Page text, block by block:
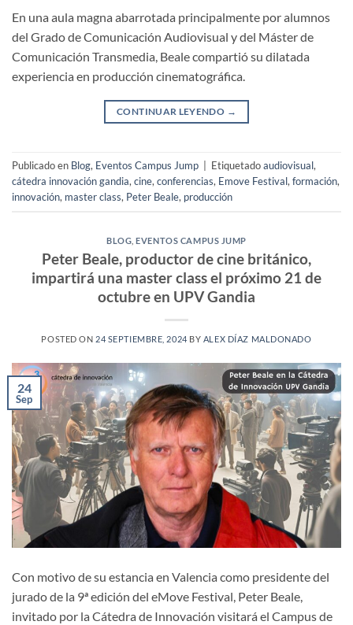
En una aula magna abarrotada principalmente por alumnos
del Grado de Comunicación Audiovisual y del Máster de
Comunicación Transmedia, Beale compartió su dilatada
experiencia en producción cinematográfica.
CONTINUAR LEYENDO →
Publicado en Blog, Eventos Campus Jump Etiquetadoaudiovisual,
cátedra innovación gandia,cine,conferencias, Emove Festival,formación,
innovación, master class, Peter Beale, producción
BLOG ,EVENTOS CAMPUS JUMP
Peter Beale, productor de cine británico,
impartirá una master class el próximo 21 de
octubre en UPV Gandia
POSTED ON 24 SEPTIEMBRE, 2024 BY ALEX DÍAZ MALDONADO
24
Sep
Con motivo de su estancia en Valencia como presidente del
jurado de la 9ª edición del eMove Festival, Peter Beale,
invitado por la Cátedra de Innovación visitará el Campus de